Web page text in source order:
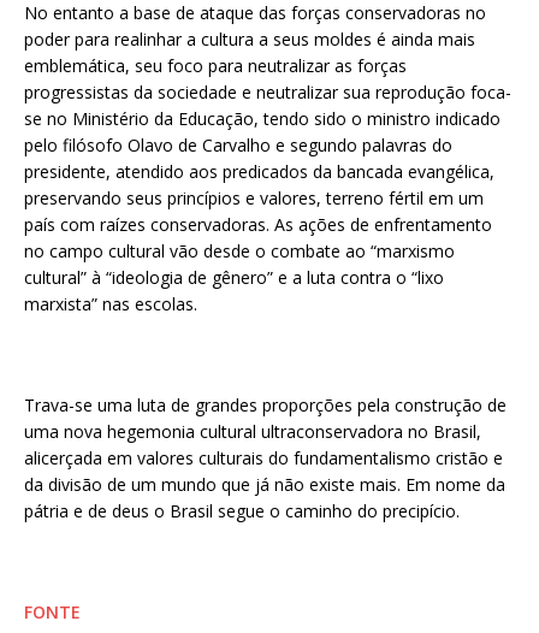
No entanto a base de ataque das forças conservadoras no
poder para realinhar a cultura a seus moldes é ainda mais
emblemática, seu foco para neutralizar as forças
progressistas da sociedade e neutralizar sua reprodução foca-
se no Ministério da Educação, tendo sido o ministro indicado
pelo filósofo Olavo de Carvalho e segundo palavras do
presidente, atendido aos predicados da bancada evangélica,
preservando seus princípios e valores, terreno fértil em um
país com raízes conservadoras. As ações de enfrentamento
no campo cultural vão desde o combate ao “marxismo
cultural” à “ideologia de gênero” e a luta contra o “lixo
marxista” nas escolas.
Trava-se uma luta de grandes proporções pela construção de
uma nova hegemonia cultural ultraconservadora no Brasil,
alicerçada em valores culturais do fundamentalismo cristão e
da divisão de um mundo que já não existe mais. Em nome da
pátria e de deus o Brasil segue o caminho do precipício.
FONTE